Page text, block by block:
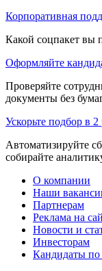
Корпоративная
Какой соцпакет вы
Оформляйте
Проверяйте
документы без
Ускорьте подбор в 2
Автоматизируйте
собирайте
О компании
Наши
Партнерам
Реклама на
Новости и
Инвесторам
Кандидаты по